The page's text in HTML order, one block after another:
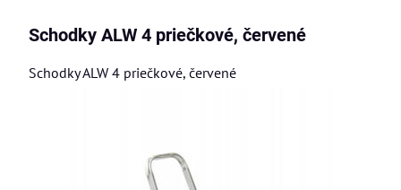
Schodky ALW 4 priečkové, červené
Schodky ALW 4 priečkové, červené